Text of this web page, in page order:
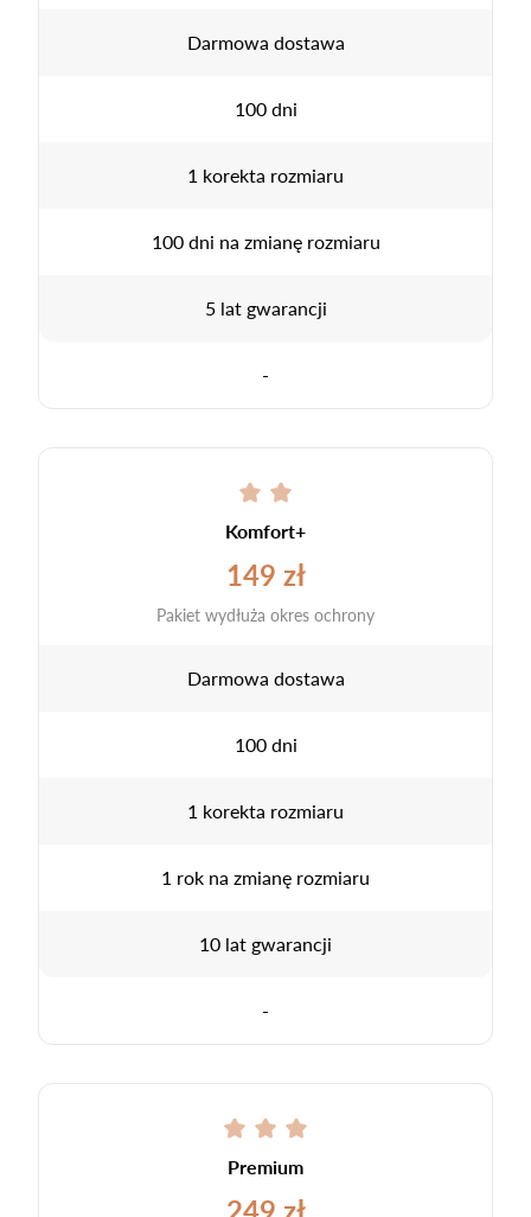
Darmowa dostawa
100 dni
1 korekta rozmiaru
100 dni na zmianę rozmiaru
5 lat gwarancji
-
Komfort+
149 zł
Pakiet wydłuża okres ochrony
Darmowa dostawa
100 dni
1 korekta rozmiaru
1 rok na zmianę rozmiaru
10 lat gwarancji
-
Premium